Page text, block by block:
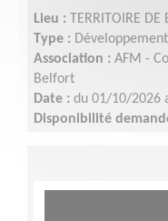
Lieu :
TERRITOIRE
Type :
Association : AFM -
Belfort
Date : du 01/10/2026
Disponibilité